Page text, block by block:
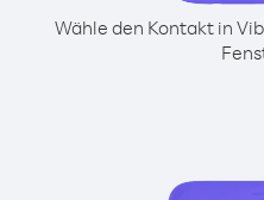
Wähle den Kontakt in